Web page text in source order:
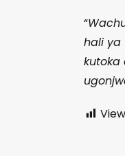
“
hali ya
kutoka